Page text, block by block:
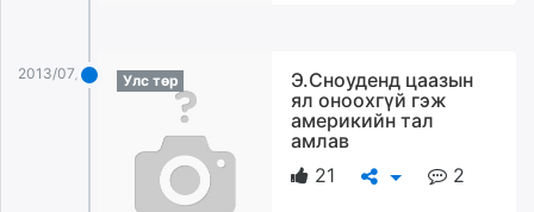
2013/07/28 Улс төр
Э.Сноуденд цаазын
ял оноохгүй гэж
америкийн тал
амлав
21
2